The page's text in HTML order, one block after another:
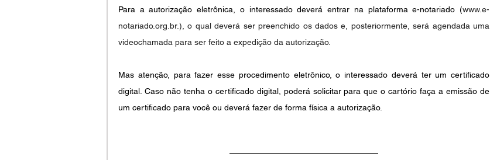
Para a autorização eletrônica, o interessado deverá entrar na plataforma e-notariado (www.e-
notariado.org.br.), o qual deverá ser preenchido os dados e, posteriormente, será agendada uma
videochamada para ser feito a expedição da autorização.
Mas atenção, para fazer esse procedimento eletrônico, o interessado deverá ter um certificado
digital. Caso não tenha o certificado digital, poderá solicitar para que o cartório faça a emissão de
um certificado para você ou deverá fazer de forma física a autorização.